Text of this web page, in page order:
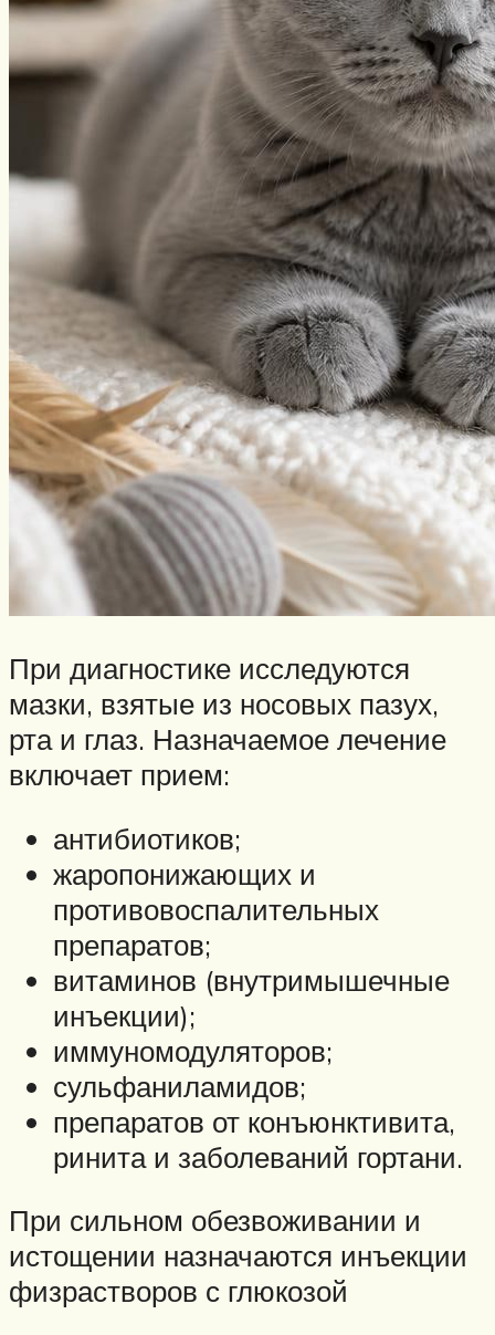
При диагностике исследуются
мазки, взятые из носовых пазух,
рта и глаз. Назначаемое лечение
включает прием:
антибиотиков;
жаропонижающих и
противовоспалительных
препаратов;
витаминов (внутримышечные
инъекции);
иммуномодуляторов;
сульфаниламидов;
препаратов от конъюнктивита,
ринита и заболеваний гортани.
При сильном обезвоживании и
истощении назначаются инъекции
физрастворов с глюкозой